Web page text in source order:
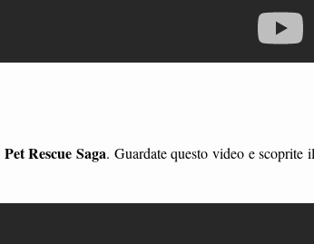
Pet Rescue Saga. Guardate questo video e scoprite